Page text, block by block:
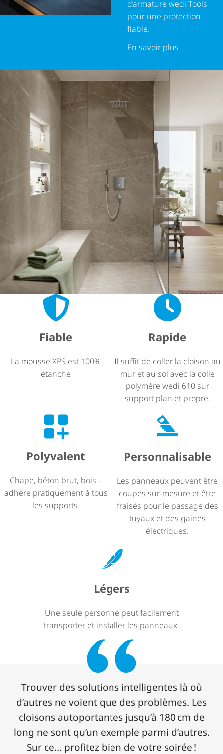
Découpez les panneaux wedi selon les dimensions
souhaitées – en hauteur comme en largeur.
En savoir plus
d’armature wedi Tools
pour une protection
fiable.
En savoir plus
Habillage mural
Carrelez ou créez des surfaces continues sans joints
avec wedi Top Wall.
En savoir plus
Fiable
La mousse XPS est 100%
étanche
Rapide
Il suffit de coller la cloison au
mur et au sol avec la colle
polymère wedi 610 sur
support plan et propre.
Polyvalent
Chape, béton brut, bois –
adhère pratiquement à tous
les supports.
Person­na­li­sable
Les panneaux peuvent être
coupés sur-mesure et être
fraisés pour le passage des
tuyaux et des gaines
électriques.
Légers
Une seule personne peut facilement
transporter et installer les panneaux.
Trouver des solutions intelligentes là où
d’autres ne voient que des problèmes. Les
cloisons autoportantes jusqu’à 180 cm de
long ne sont qu’un exemple parmi d’autres.
Sur ce... profitez bien de votre soirée !